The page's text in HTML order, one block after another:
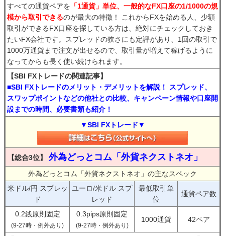
すべての通貨ペアを 「1通貨」単位、一般的なFX口座の1/1000の規
模から取引できるのが最大の特徴！ これからFXを始める人、少額
取引ができるFX口座を探している方は、絶対にチェックしておき
たいFX会社です。スプレッドの狭さにも定評があり、1回の取引で
1000万通貨まで注文が出せるので、取引量が増えて稼げるように
なってからも長く使い続けられます。
【SBI FXトレードの関連記事】
■SBI FXトレードのメリット・デメリットを解説！ スプレッド、
スワップポイントなどの他社との比較、キャンペーン情報や口座開
設までの時間、必要書類も紹介！
▼SBI FXトレード▼
【総合3位】 外為どっとコム「外貨ネクストネオ」
外為どっとコム「外貨ネクストネオ」の主なスペック
米ドル/円 スプレッ
ド
ユーロ/米ドル スプ
レッド
最低取引単
位
通貨ペア数
0.2銭原則固定
(9-27時・例外あり)
0.3pips原則固定
(9-27時・例外あり)
1000通貨 42ペア